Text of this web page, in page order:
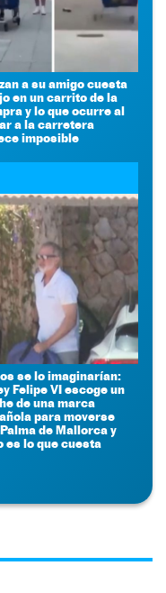
a su amigo cuesta
en un carrito de la
y lo que ocurre al
a la carretera
imposible
se lo imaginarían:
Felipe VI escoge un
de una marca
para moverse
de Mallorca y
es lo que cuesta